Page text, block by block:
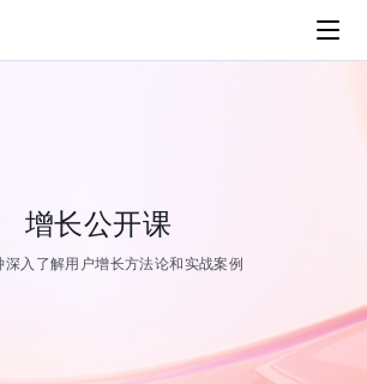
增长公开课
深入了解用户增长方法论和实战案例